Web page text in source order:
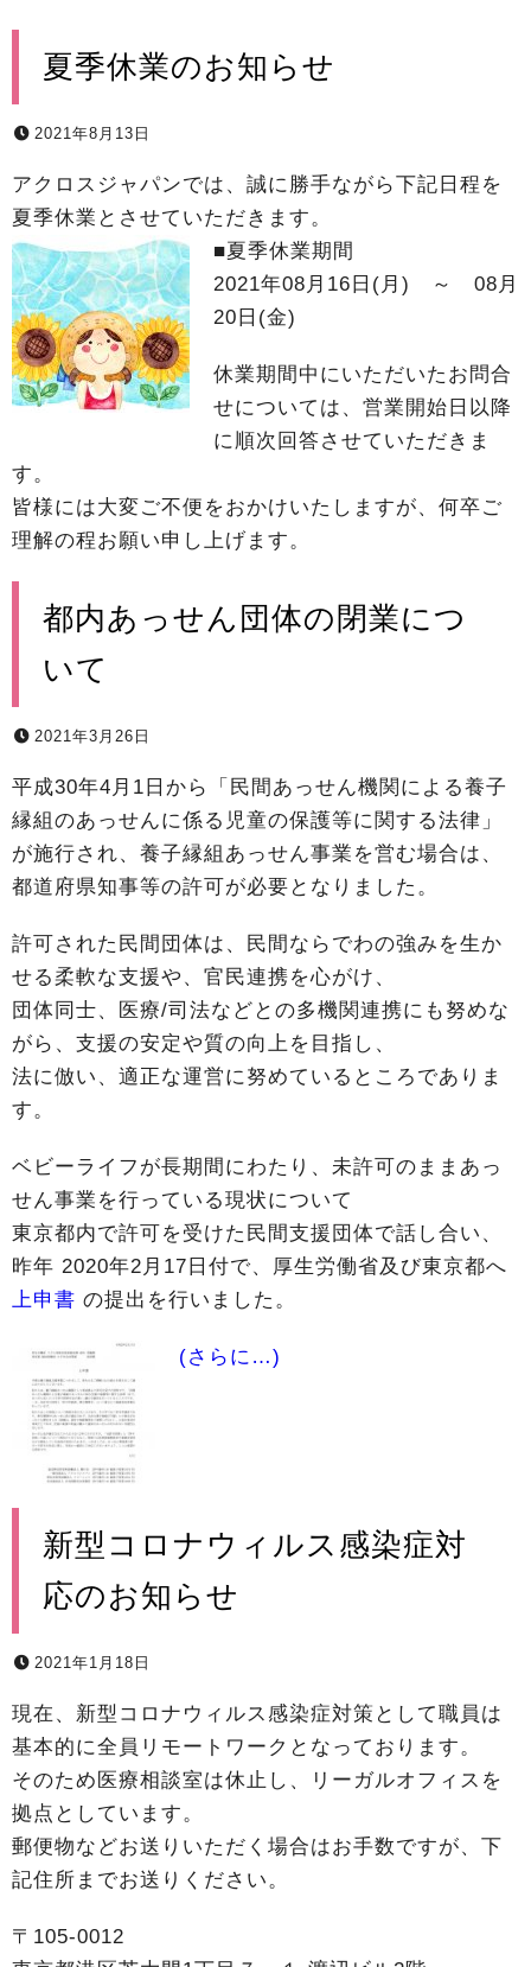
夏季休業のお知らせ
2021年8月13日
アクロスジャパンでは、誠に勝手ながら下記日程を
夏季休業とさせていただきます。
■夏季休業期間
2021年08月16日(月) ～ 08月
20日(金)
休業期間中にいただいたお問合
せについては、営業開始日以降
に順次回答させていただきま
す。
皆様には大変ご不便をおかけいたしますが、何卒ご
理解の程お願い申し上げます。
都内あっせん団体の閉業につ
いて
2021年3月26日
平成30年4月1日から「民間あっせん機関による養子
縁組のあっせんに係る児童の保護等に関する法律」
が施行され、養子縁組あっせん事業を営む場合は、
都道府県知事等の許可が必要となりました。
許可された民間団体は、民間ならでわの強みを生か
せる柔軟な支援や、官民連携を心がけ、
団体同士、医療/司法などとの多機関連携にも努めな
がら、支援の安定や質の向上を目指し、
法に倣い、適正な運営に努めているところでありま
す。
ベビーライフが長期間にわたり、未許可のままあっ
せん事業を行っている現状について
東京都内で許可を受けた民間支援団体で話し合い、
昨年 2020年2月17日付で、厚生労働省及び東京都へ
上申書 の提出を行いました。
(さらに…)
新型コロナウィルス感染症対
応のお知らせ
2021年1月18日
現在、新型コロナウィルス感染症対策として職員は
基本的に全員リモートワークとなっております。
そのため医療相談室は休止し、リーガルオフィスを
拠点としています。
郵便物などお送りいただく場合はお手数ですが、下
記住所までお送りください。
〒105-0012